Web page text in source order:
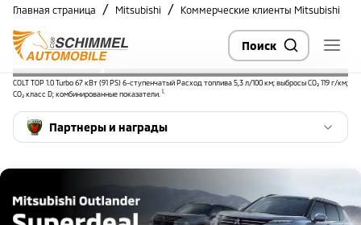
Главная страница / Mitsubishi / Коммерческие клиенты Mitsubishi
Поиск
Коммерческий лизинг
Mitsubishi
COLT TOP 1.0 Turbo 67 кВт (91 PS) 6-ступенчатый Расход топлива 5,3 л/100 км; выбросы CO₂ 119 г/км;
CO₂ класс D; комбинированные показатели. I.
Партнеры и награды